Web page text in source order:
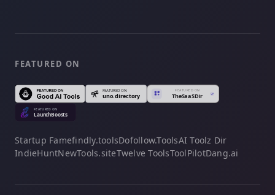
FEATURED ON
Startup Famefindly.toolsDofollow.ToolsAI Toolz Dir
IndieHuntNewTools.siteTwelve ToolsToolPilotDang.ai